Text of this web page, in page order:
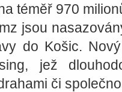
téměř 970
jsou
do Košic.
jež
či